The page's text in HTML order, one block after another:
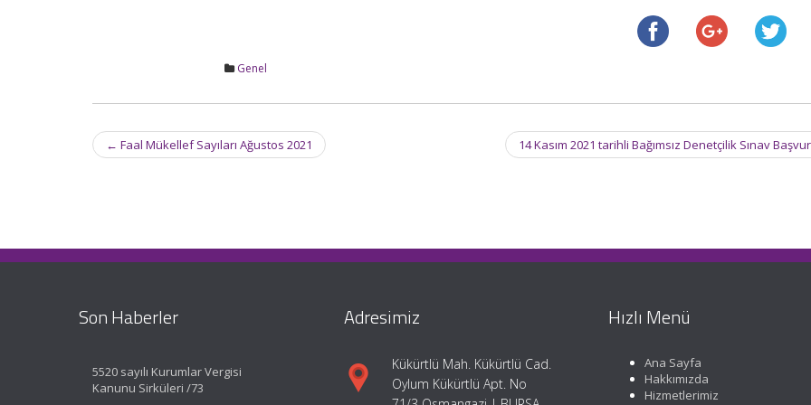
Genel
Post
navigation
← Faal Mükellef Sayıları Ağustos 2021 14 Kasım 2021 tarihli Bağımsız Denetçilik Sınav
Son Haberler
5520 sayılı Kurumlar Vergisi
Kanunu Sirküleri /73
Adresimiz
Kükürtlü Mah. Kükürtlü Cad.
Oylum Kükürtlü Apt. No
Hızlı Menü
Ana Sayfa
Hakkımızda
Hizmetlerimiz